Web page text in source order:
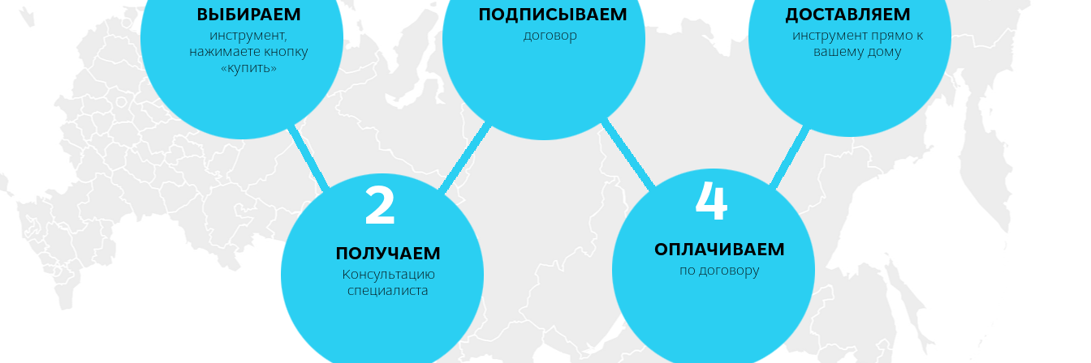
ВЫБИРАЕМ
инструмент,
нажимаете кнопку
«купить»
ПОДПИСЫВАЕМ
договор
ДОСТАВЛЯЕМ
инструмент прямо к
вашему дому
2
ПОЛУЧАЕМ
Консультацию
специалиста
4
ОПЛАЧИВАЕМ
по договору